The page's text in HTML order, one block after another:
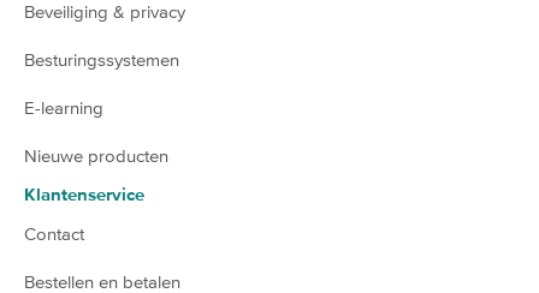
Beveiliging & privacy
Besturingssystemen
E-learning
Nieuwe producten
Klantenservice
Contact
Bestellen en betalen